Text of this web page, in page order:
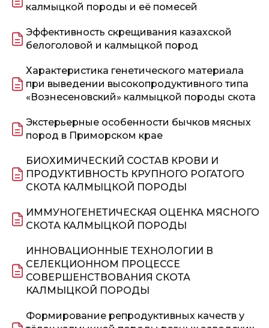
калмыцкой породы и её помесей
Эффективность скрещивания казахской
белоголовой и калмыцкой пород
Характеристика генетического материала
при выведении высокопродуктивного типа
«Вознесеновский» калмыцкой породы скота
Экстерьерные особенности бычков мясных
пород в Приморском крае
БИОХИМИЧЕСКИЙ СОСТАВ КРОВИ И
ПРОДУКТИВНОСТЬ КРУПНОГО РОГАТОГО
СКОТА КАЛМЫЦКОЙ ПОРОДЫ
ИММУНОГЕНЕТИЧЕСКАЯ ОЦЕНКА МЯСНОГО
СКОТА КАЛМЫЦКОЙ ПОРОДЫ
ИННОВАЦИОННЫЕ ТЕХНОЛОГИИ В
СЕЛЕКЦИОННОМ ПРОЦЕССЕ
СОВЕРШЕНСТВОВАНИЯ СКОТА
КАЛМЫЦКОЙ ПОРОДЫ
Формирование репродуктивных качеств у